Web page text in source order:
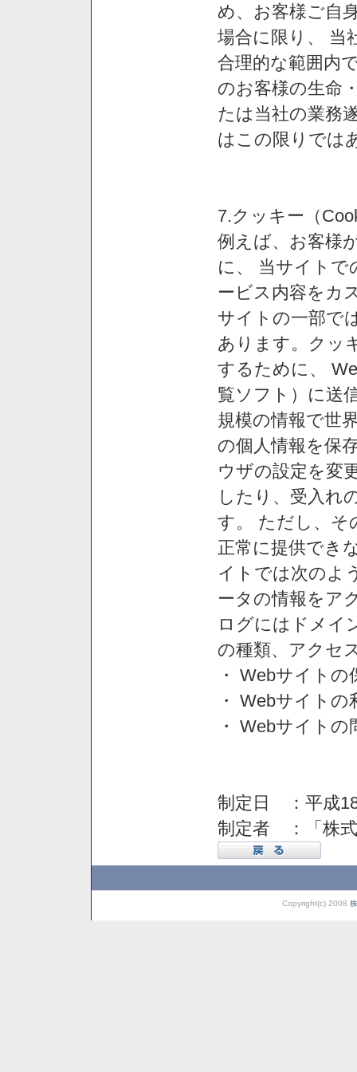
め、お客様ご自
場合に限り、 当
合理的な範囲内
のお客様の生命
たは当社の業務
はこの限りでは
7.クッキー（
例えば、お客様
に、 当サイトで
ービス内容をカ
サイトの一部で
あります。クッ
するために、
覧ソフト）に送
規模の情報で世
の個人情報を保
ウザの設定を変
したり、受入れ
す。 ただし、そ
正常に提供でき
イトでは次のよ
ータの情報をア
ログにはドメイ
の種類、アクセ
・ Webサイトの
・ Webサイト
・ Webサイト
制定日 ：平成
制定者 ：「株
Copyright(c) 2008